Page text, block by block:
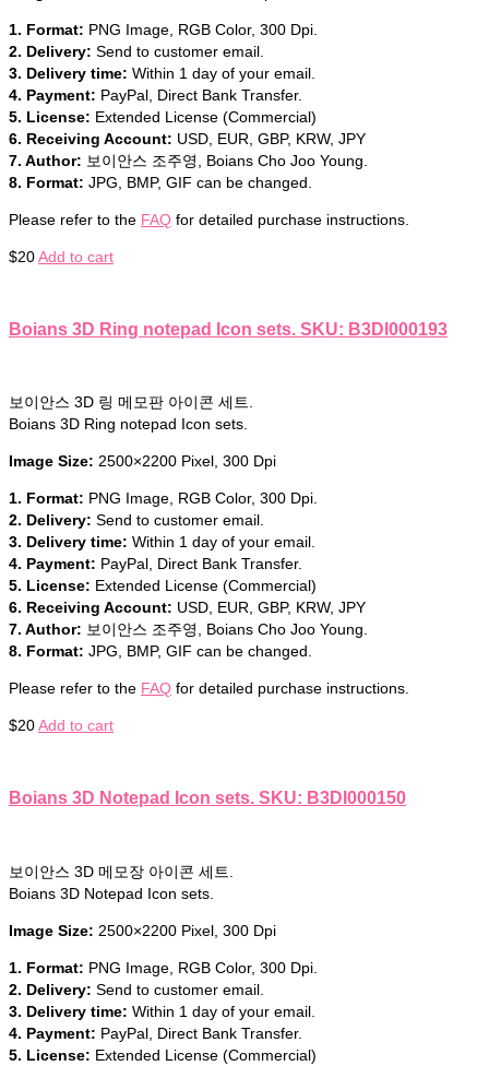
1. Format: PNG Image, RGB Color, 300 Dpi.
2. Delivery: Send to customer email.
3. Delivery time: Within 1 day of your email.
4. Payment: PayPal, Direct Bank Transfer.
5. License: Extended License (Commercial)
6. Receiving Account: USD, EUR, GBP, KRW, JPY
7. Author: 보이안스 조주영, Boians Cho Joo Young.
8. Format: JPG, BMP, GIF can be changed.
Please refer to the FAQ for detailed purchase instructions.
$20Add to cart
Boians 3D Ring notepad Icon sets. SKU: B3DI000193
보이안스 3D 링 메모판 아이콘 세트.
Boians 3D Ring notepad Icon sets.
Image Size: 2500×2200 Pixel, 300 Dpi
1. Format: PNG Image, RGB Color, 300 Dpi.
2. Delivery: Send to customer email.
3. Delivery time: Within 1 day of your email.
4. Payment: PayPal, Direct Bank Transfer.
5. License: Extended License (Commercial)
6. Receiving Account: USD, EUR, GBP, KRW, JPY
7. Author: 보이안스 조주영, Boians Cho Joo Young.
8. Format: JPG, BMP, GIF can be changed.
Please refer to the FAQ for detailed purchase instructions.
$20Add to cart
Boians 3D Notepad Icon sets. SKU: B3DI000150
보이안스 3D 메모장 아이콘 세트.
Boians 3D Notepad Icon sets.
Image Size: 2500×2200 Pixel, 300 Dpi
1. Format: PNG Image, RGB Color, 300 Dpi.
2. Delivery: Send to customer email.
3. Delivery time: Within 1 day of your email.
4. Payment: PayPal, Direct Bank Transfer.
5. License: Extended License (Commercial)